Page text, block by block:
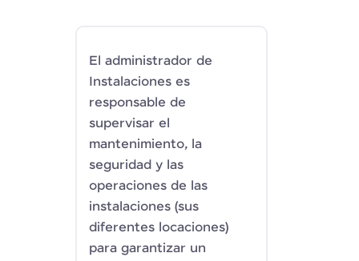
El administrador de
Instalaciones es
responsable de
supervisar el
mantenimiento, la
seguridad y las
operaciones de las
instalaciones (sus
diferentes locaciones)
para garantizar un